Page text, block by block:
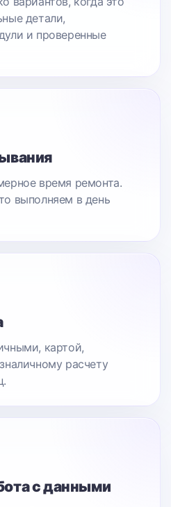
детали,
и проверенные
время ремонта.
выполняем в день
картой,
расчету
с данными